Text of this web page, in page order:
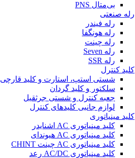
بی‌متال PNS
رله صنعتی
رله فیندر
رله هونگفا
رله چینت
رله Seven
رله SSR
کلید کنترل
شستی استپ، استارت و کلید قارچی
سلکتور و کلید گردان
جعبه کنترل و شستی جرثقیل
لوازم جانبی کلیدهای کنترل
کلید مینیاتوری
کلید مینیاتوری AC اشنایدر
کلید مینیاتوری AC هیوندای
کلید مینیاتوری AC چینت CHINT
کلید مینیاتوری AC/DC رعد